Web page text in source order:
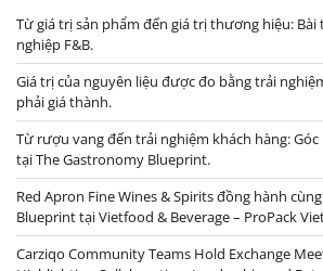
Từ giá trị sản phẩm đến giá trị thương hiệu:
nghiệp F&B.
Giá trị của nguyên liệu được đo bằng trải
phải giá thành.
Từ rượu vang đến trải nghiệm khách hàng:
tại The Gastronomy Blueprint.
Red Apron Fine Wines & Spirits đồng hành
Blueprint tại Vietfood & Beverage – ProPack
Carziqo Community Teams Hold Exchange